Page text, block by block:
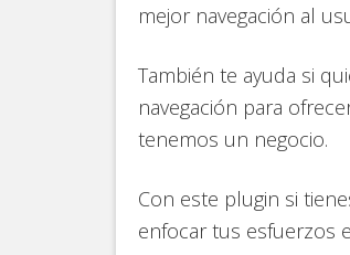
mejor navegación al
También te ayuda si
navegación para
tenemos un negocio.
Con este plugin si
enfocar tus esfuerzos